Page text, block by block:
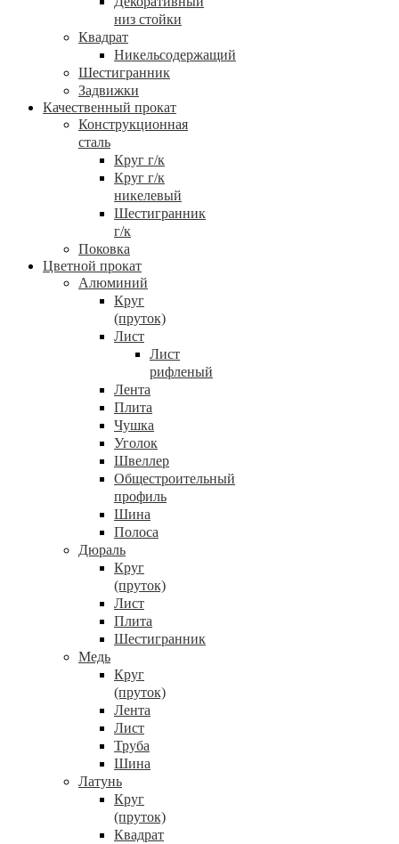
низ стойки
Квадрат
Никельсодержащий
Шестигранник
Задвижки
Качественный прокат
Конструкционная
сталь
Круг г/к
Круг г/к
никелевый
Шестигранник
г/к
Поковка
Цветной прокат
Алюминий
Круг
(пруток)
Лист
Лист
рифленый
Лента
Плита
Чушка
Уголок
Швеллер
Общестроительный
профиль
Шина
Полоса
Дюраль
Круг
(пруток)
Лист
Плита
Шестигранник
Медь
Круг
(пруток)
Лента
Лист
Труба
Шина
Латунь
Круг
(пруток)
Квадрат